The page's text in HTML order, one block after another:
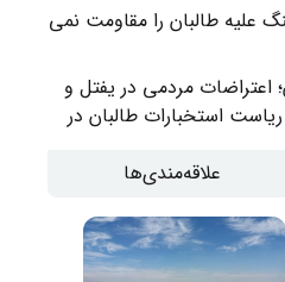
علیه طالبان را مقاومت نمی
اعتراضات مردمی در یفتل و
استخبارات طالبان در
علاقه‌مندی‌ها